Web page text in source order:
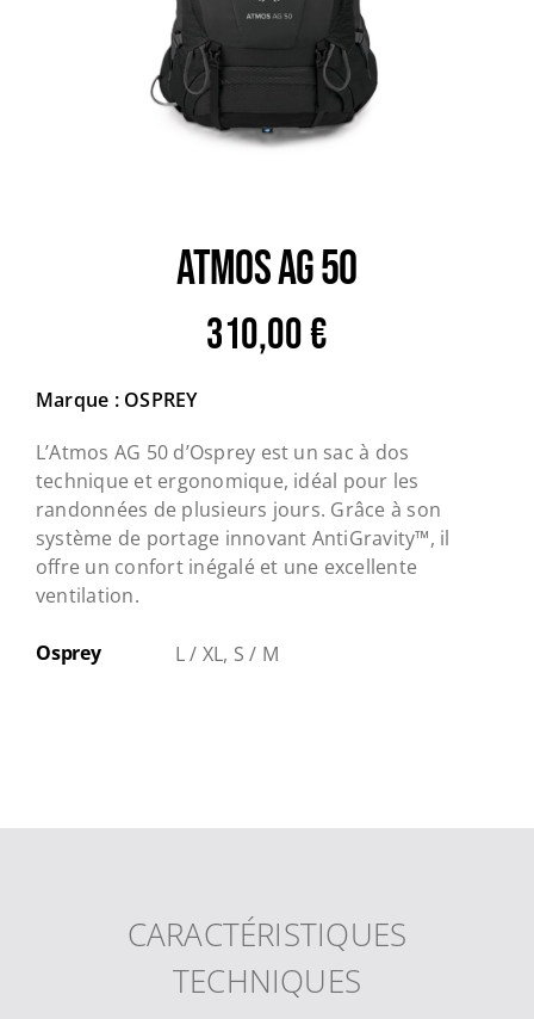
Bons Plans
ATMOS AG 50
310,00€
Marque : OSPREY
L’Atmos AG 50 d’Osprey est un sac à dos
technique et ergonomique, idéal pour les
randonnées de plusieurs jours. Grâce à son
système de portage innovant AntiGravity™, il
offre un confort inégalé et une excellente
ventilation.
Osprey L / XL, S / M
CARACTÉRISTIQUES
TECHNIQUES